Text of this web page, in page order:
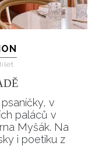
v
paláců v
Myšák. Na
i poetiku z